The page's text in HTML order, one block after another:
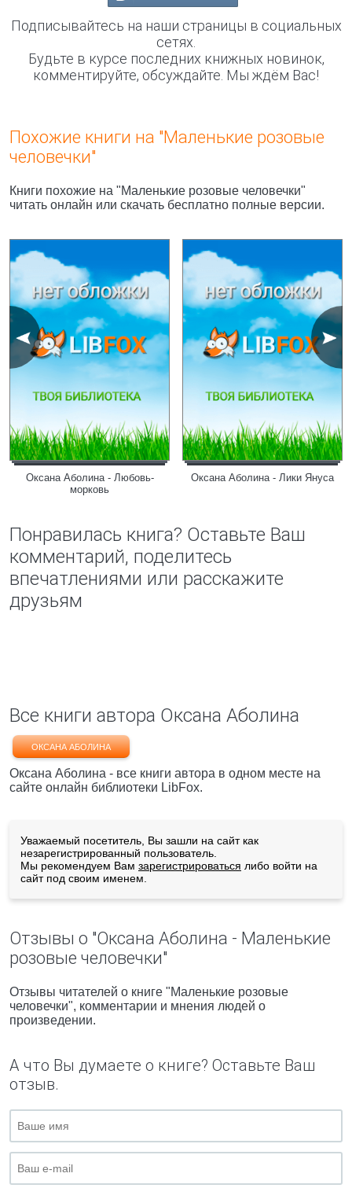
Подписывайтесь на наши страницы в социальных
сетях.
Будьте в курсе последних книжных новинок,
комментируйте, обсуждайте. Мы ждём Вас!
Похожие книги на "Маленькие розовые
человечки"
Книги похожие на "Маленькие розовые человечки"
читать онлайн или скачать бесплатно полные версии.
Оксана Аболина - Любовь-
морковь
Оксана Аболина - Лики Януса
Понравилась книга? Оставьте Ваш
комментарий, поделитесь
впечатлениями или расскажите
друзьям
Все книги автора Оксана Аболина
ОКСАНА АБОЛИНА
Оксана Аболина - все книги автора в одном месте на
сайте онлайн библиотеки LibFox.
Уважаемый посетитель, Вы зашли на сайт как
незарегистрированный пользователь.
Мы рекомендуем Вам зарегистрироваться либо войти на
сайт под своим именем.
Отзывы о "Оксана Аболина - Маленькие
розовые человечки"
Отзывы читателей о книге "Маленькие розовые
человечки", комментарии и мнения людей о
произведении.
А что Вы думаете о книге? Оставьте Ваш
отзыв.